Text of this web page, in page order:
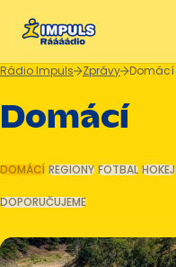
Rádio Impuls Zprávy Domácí
Domácí
DOMÁCÍ REGIONY FOTBAL HOKEJ
DOPORUČUJEME